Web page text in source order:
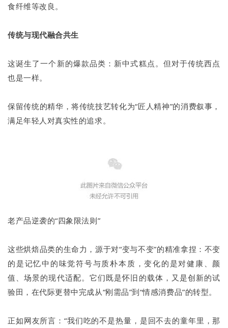
食纤维等改良。
传统与现代融合共生
这诞生了一个新的爆款品类：新中式糕点。但对于传统西点
也是一样。
保留传统的精华，将传统技艺转化为“匠人精神”的消费叙事，
满足年轻人对真实性的追求。
老产品逆袭的“四象限法则”
这些烘焙品类的生命力，源于对“变与不变”的精准拿捏：不变
的是记忆中的味觉符号与质朴本质，变化的是对健康、颜
值、场景的现代适配。它们既是怀旧的载体，又是创新的试
验田，在代际更替中完成从“刚需品”到“情感消费品”的转型。
正如网友所言：“我们吃的不是热量，是回不去的童年里，那